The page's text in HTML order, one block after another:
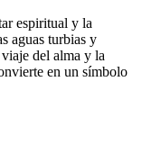
espiritual y la
aguas turbias y
del alma y la
en un símbolo